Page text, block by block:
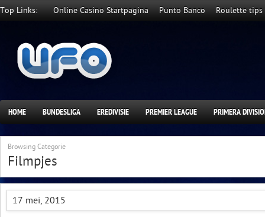
Top Links: Online Casino Startpagina Punto Banco Roulette tips
HOME BUNDESLIGA EREDIVISIE PREMIER LEAGUE PRIMERA
Browsing Categorie
Filmpjes
17 mei, 2015